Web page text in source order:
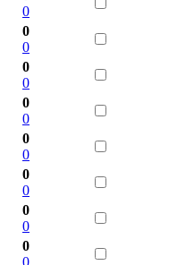
0
0
0
0
0
0
0
0
0
0
0
0
0
0
0